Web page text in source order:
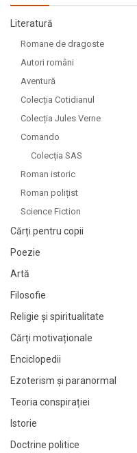
Literatură
Romane de dragoste
Autori români
Aventură
Colecția Cotidianul
Colecția Jules Verne
Comando
Colecția SAS
Roman istoric
Roman polițist
Science Fiction
Cărți pentru copii
Poezie
Artă
Filosofie
Religie și spiritualitate
Cărți motivaționale
Enciclopedii
Ezoterism și paranormal
Teoria conspirației
Istorie
Doctrine politice